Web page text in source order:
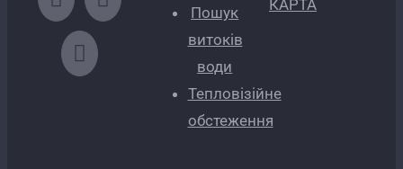
Пошук
витоків
води
Тепловізійне
обстеження
КАРТА